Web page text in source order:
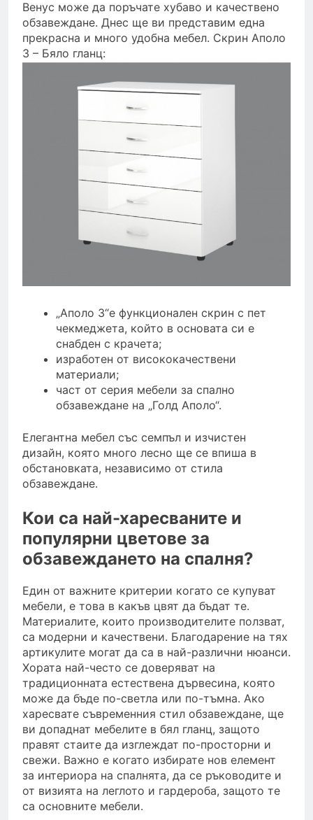
Венус може да поръчате хубаво и качествено
обзавеждане. Днес ще ви представим една
прекрасна и много удобна мебел. Скрин Аполо
3 – Бяло гланц:
„Аполо 3“е функционален скрин с пет
чекмеджета, който в основата си е
снабден с крачета;
изработен от висококачествени
материали;
част от серия мебели за спално
обзавеждане на „Голд Аполо“.
Елегантна мебел със семпъл и изчистен
дизайн, която много лесно ще се впиша в
обстановката, независимо от стила
обзавеждане.
Кои са най-харесваните и
популярни цветове за
обзавеждането на спалня?
Един от важните критерии когато се купуват
мебели, е това в какъв цвят да бъдат те.
Материалите, които производителите ползват,
са модерни и качествени. Благодарение на тях
артикулите могат да са в най-различни нюанси.
Хората най-често се доверяват на
традиционната естествена дървесина, която
може да бъде по-светла или по-тъмна. Ако
харесвате съвременния стил обзавеждане, ще
ви допаднат мебелите в бял гланц, защото
правят стаите да изглеждат по-просторни и
свежи. Важно е когато избирате нов елемент
за интериора на спалнята, да се ръководите и
от визията на леглото и гардероба, защото те
са основните мебели.